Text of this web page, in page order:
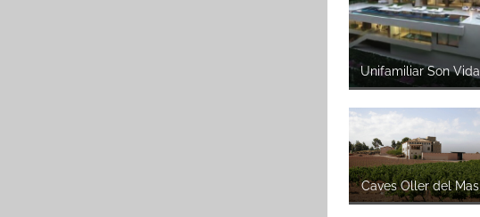
Unifamiliar Son Vida
Caves Oller del Mas